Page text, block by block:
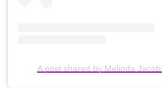
A post shared by Melinda